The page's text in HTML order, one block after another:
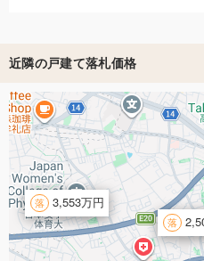
近隣の戸建て落札価格
3,553万円